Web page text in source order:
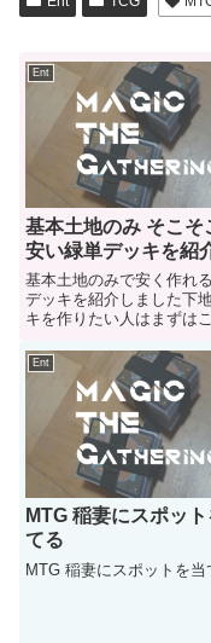
Ent
基本土地のみ そこそ
安い緑単デッキを紹
基本土地のみで安く作れ
デッキを紹介しました下
キを作りたい人はまずは
Ent
MTG 稲妻にスポッ
てる
MTG 稲妻にスポットを当